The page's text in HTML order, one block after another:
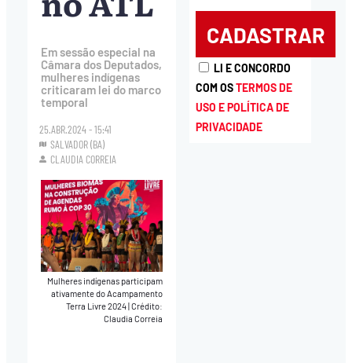
Em sessão especial na
Câmara dos Deputados,
mulheres indígenas
criticaram lei do marco
temporal
25.ABR.2024 - 15:41
SALVADOR (BA)
CLAUDIA CORREIA
Mulheres indígenas participam
ativamente do Acampamento
Terra Livre 2024|Crédito:
Claudia Correia
LI E CONCORDO
COM OSTERMOS DE
USO E POLÍTICA DE
PRIVACIDADE